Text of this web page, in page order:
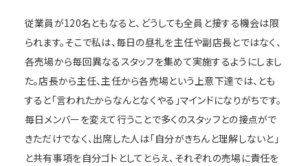
従業員が120名ともなると、どうしても全員と接する機会は限
られます。そこで私は、毎日の昼礼を主任や副店長とではなく、
各売場から毎回異なるスタッフを集めて実施するようにしまし
た。店長から主任、主任から各売場という上意下達では、とも
すると「言われたからなんとなくやる」マインドになりがちです。
毎日メンバーを変えて行うことで多くのスタッフとの接点がで
きただけでなく、出席した人は「自分がきちんと理解しないと」
と共有事項を自分ゴトとしてとらえ、それぞれの売場に責任を